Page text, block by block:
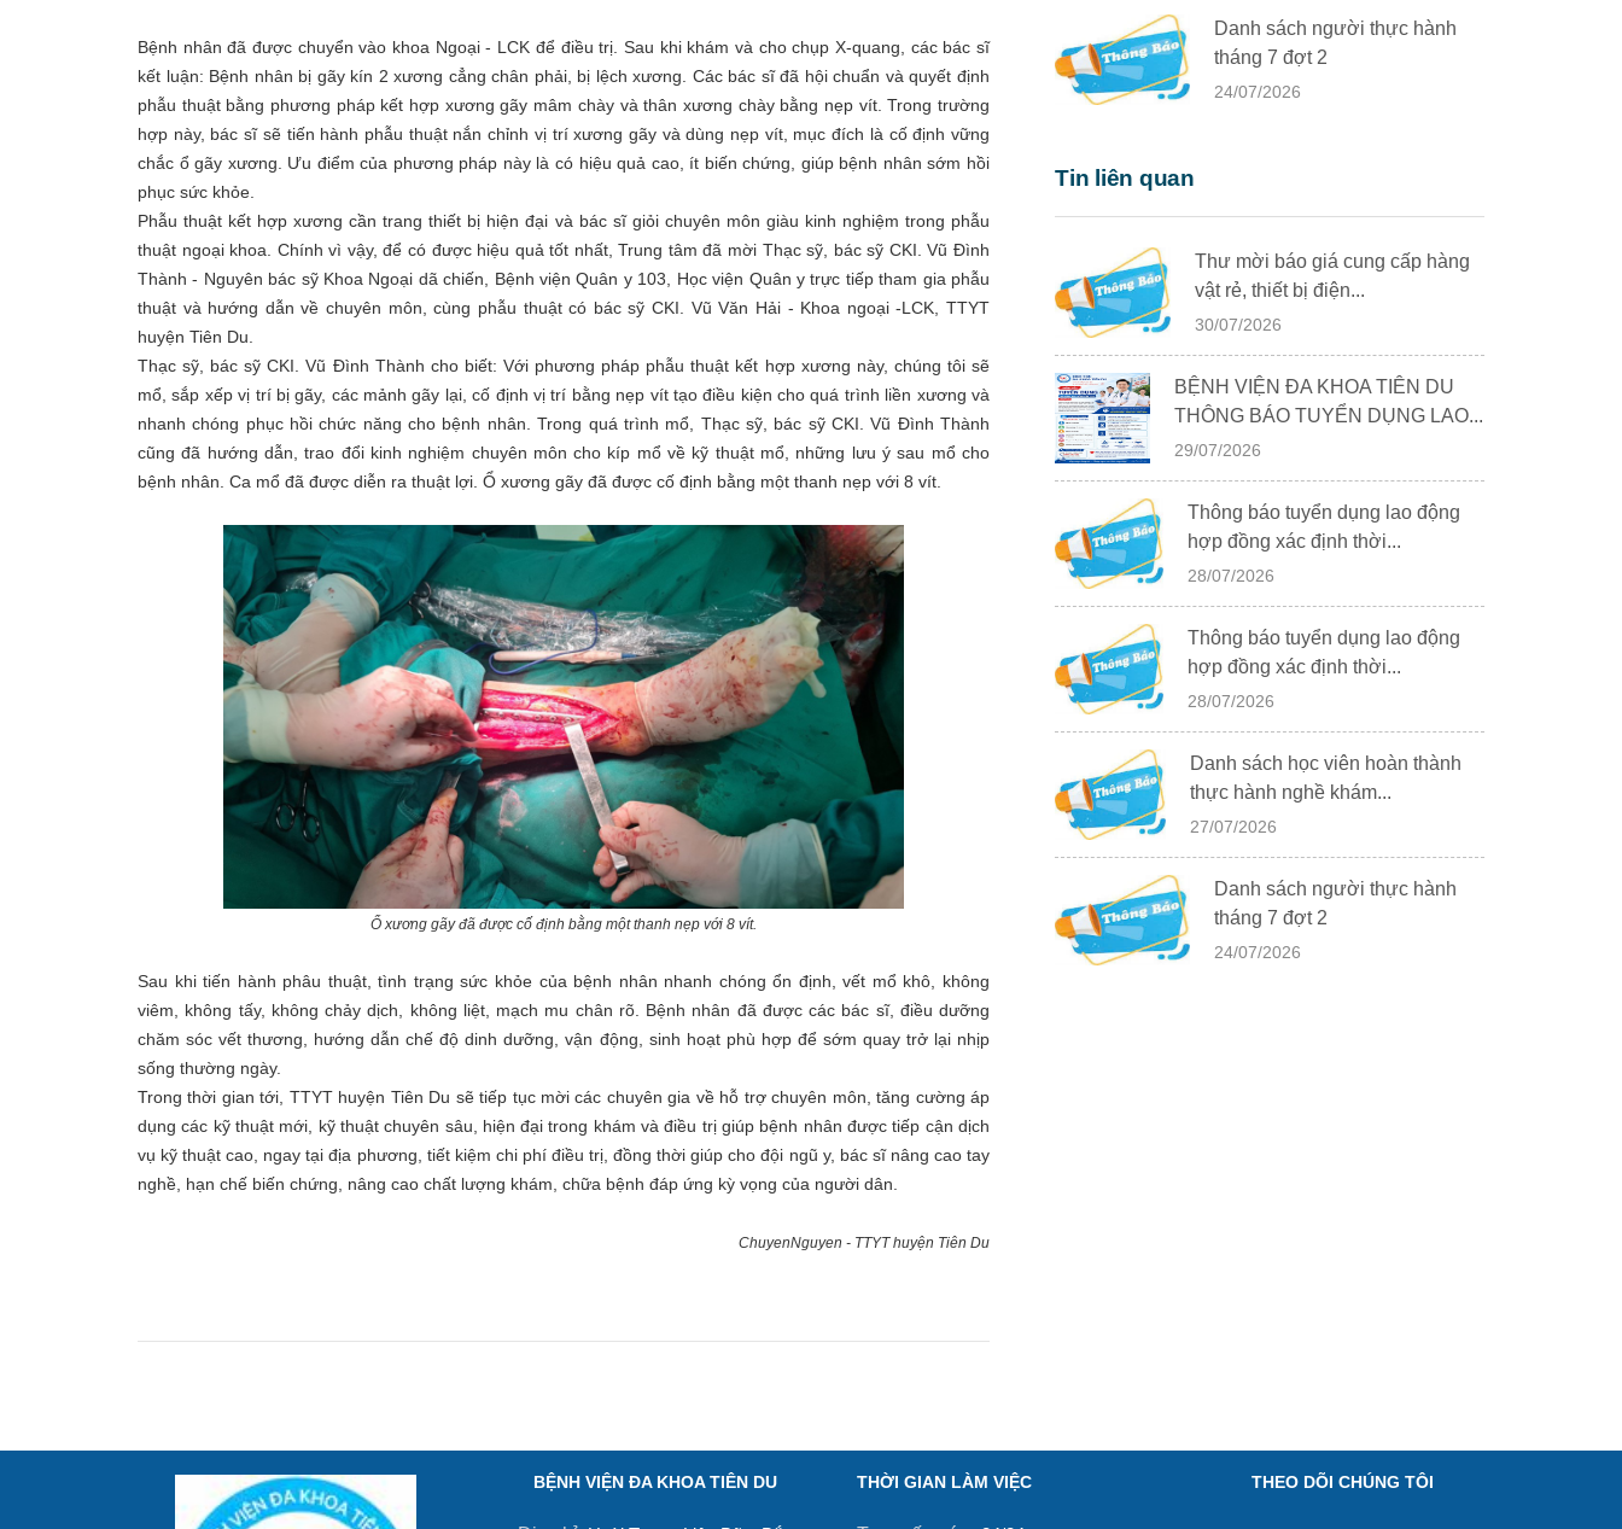
Bệnh nhân đã được chuyển vào khoa Ngoại - LCK để điều trị. Sau khi khám và cho chụp X-quang, các bác sĩ
kết luận: Bệnh nhân bị gãy kín 2 xương cẳng chân phải, bị lệch xương. Các bác sĩ đã hội chuẩn và quyết định
phẫu thuật bằng phương pháp kết hợp xương gãy mâm chày và thân xương chày bằng nẹp vít. Trong trường
hợp này, bác sĩ sẽ tiến hành phẫu thuật nắn chỉnh vị trí xương gãy và dùng nẹp vít, mục đích là cố định vững
chắc ổ gãy xương. Ưu điểm của phương pháp này là có hiệu quả cao, ít biến chứng, giúp bệnh nhân sớm hồi
phục sức khỏe.
Phẫu thuật kết hợp xương cần trang thiết bị hiện đại và bác sĩ giỏi chuyên môn giàu kinh nghiệm trong phẫu
thuật ngoại khoa. Chính vì vậy, để có được hiệu quả tốt nhất, Trung tâm đã mời Thạc sỹ, bác sỹ CKI. Vũ Đình
Thành - Nguyên bác sỹ Khoa Ngoại dã chiến, Bệnh viện Quân y 103, Học viện Quân y trực tiếp tham gia phẫu
thuật và hướng dẫn về chuyên môn, cùng phẫu thuật có bác sỹ CKI. Vũ Văn Hải - Khoa ngoại -LCK, TTYT
huyện Tiên Du.
Thạc sỹ, bác sỹ CKI. Vũ Đình Thành cho biết: Với phương pháp phẫu thuật kết hợp xương này, chúng tôi sẽ
mổ, sắp xếp vị trí bị gãy, các mảnh gãy lại, cố định vị trí bằng nẹp vít tạo điều kiện cho quá trình liền xương và
nhanh chóng phục hồi chức năng cho bệnh nhân. Trong quá trình mổ, Thạc sỹ, bác sỹ CKI. Vũ Đình Thành
cũng đã hướng dẫn, trao đổi kinh nghiệm chuyên môn cho kíp mổ về kỹ thuật mổ, những lưu ý sau mổ cho
bệnh nhân. Ca mổ đã được diễn ra thuật lợi. Ổ xương gãy đã được cố định bằng một thanh nẹp với 8 vít.
Ổ xương gãy đã được cố định bằng một thanh nẹp với 8 vít.
Sau khi tiến hành phâu thuật, tình trạng sức khỏe của bệnh nhân nhanh chóng ổn định, vết mổ khô, không
viêm, không tấy, không chảy dịch, không liệt, mạch mu chân rõ. Bệnh nhân đã được các bác sĩ, điều dưỡng
chăm sóc vết thương, hướng dẫn chế độ dinh dưỡng, vận động, sinh hoạt phù hợp để sớm quay trở lại nhịp
sống thường ngày.
Trong thời gian tới, TTYT huyện Tiên Du sẽ tiếp tục mời các chuyên gia về hỗ trợ chuyên môn, tăng cường áp
dụng các kỹ thuật mới, kỹ thuật chuyên sâu, hiện đại trong khám và điều trị giúp bệnh nhân được tiếp cận dịch
vụ kỹ thuật cao, ngay tại địa phương, tiết kiệm chi phí điều trị, đồng thời giúp cho đội ngũ y, bác sĩ nâng cao tay
nghề, hạn chế biến chứng, nâng cao chất lượng khám, chữa bệnh đáp ứng kỳ vọng của người dân.
ChuyenNguyen - TTYT huyện Tiên Du
Danh sách người thực hành
tháng 7 đợt 2
24/07/2026
Tin liên quan
Thư mời báo giá cung cấp hàng
vật rẻ, thiết bị điện...
30/07/2026
BỆNH VIỆN ĐA KHOA TIÊN DU
THÔNG BÁO TUYỂN DỤNG LAO...
29/07/2026
Thông báo tuyển dụng lao động
hợp đồng xác định thời...
28/07/2026
Thông báo tuyển dụng lao động
hợp đồng xác định thời...
28/07/2026
Danh sách học viên hoàn thành
thực hành nghề khám...
27/07/2026
Danh sách người thực hành
tháng 7 đợt 2
24/07/2026
BỆNH VIỆN ĐA KHOA TIÊN DU THỜI GIAN LÀM VIỆC THEO DÕI CHÚNG TÔI